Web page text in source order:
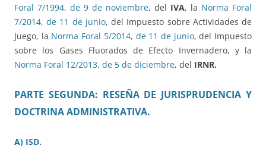
Foral 7/1994, de 9 de noviembre, del IVA, la Norma Foral
7/2014, de 11 de junio, del Impuesto sobre Actividades de
Juego, la Norma Foral 5/2014, de 11 de junio, del Impuesto
sobre los Gases Fluorados de Efecto Invernadero, y la
Norma Foral 12/2013, de 5 de diciembre, del IRNR.
PARTE SEGUNDA: RESEÑA DE JURISPRUDENCIA Y
DOCTRINA ADMINISTRATIVA.
A) ISD.